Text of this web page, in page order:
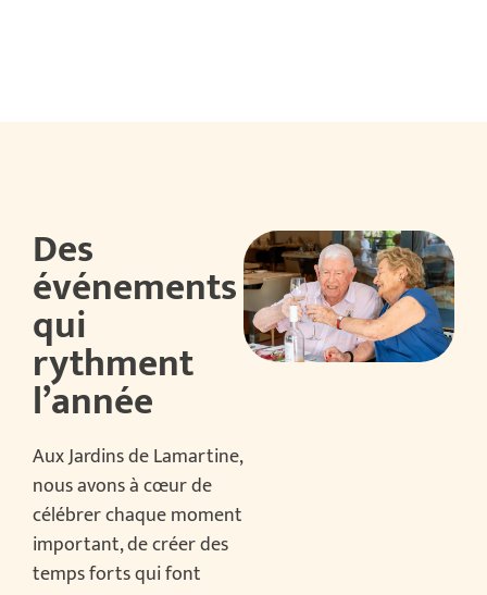
Des
événements
qui
rythment
l’année
Aux Jardins de Lamartine,
nous avons à cœur de
célébrer chaque moment
important, de créer des
temps forts qui font